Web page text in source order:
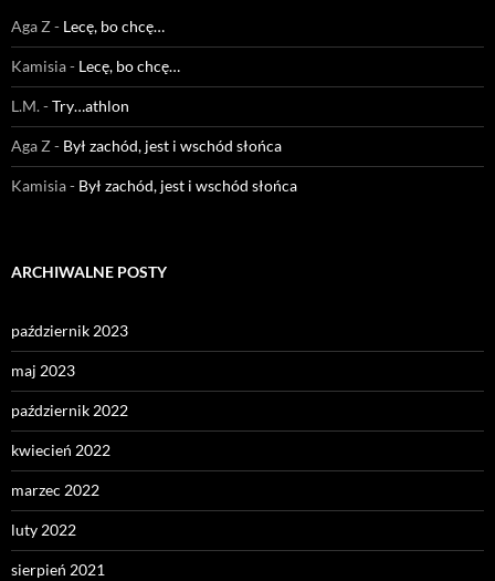
Aga Z- Lecę, bo chcę…
Kamisia- Lecę, bo chcę…
L.M.-Try…athlon
Aga Z- Był zachód, jest i wschód słońca
Kamisia- Był zachód, jest i wschód słońca
ARCHIWALNE POSTY
październik 2023
maj 2023
październik 2022
kwiecień 2022
marzec 2022
luty 2022
sierpień 2021